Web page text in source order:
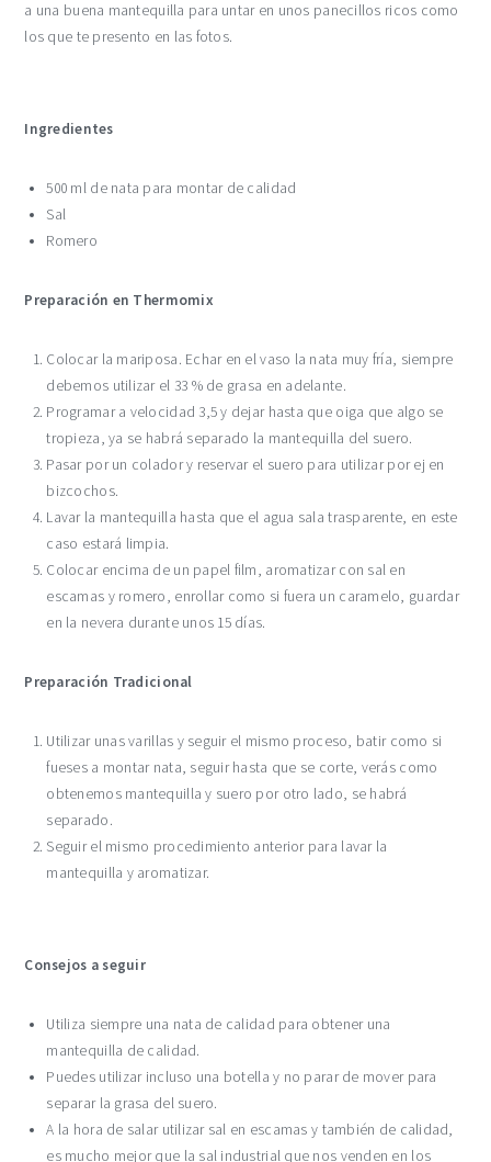
a una buena mantequilla para untar en unos panecillos ricos como
los que te presento en las fotos.
Ingredientes
500 ml de nata para montar de calidad
Sal
Romero
Preparación en Thermomix
Colocar la mariposa. Echar en el vaso la nata muy fría, siempre
debemos utilizar el 33 % de grasa en adelante.
Programar a velocidad 3,5 y dejar hasta que oiga que algo se
tropieza, ya se habrá separado la mantequilla del suero.
Pasar por un colador y reservar el suero para utilizar por ej en
bizcochos.
Lavar la mantequilla hasta que el agua sala trasparente, en este
caso estará limpia.
Colocar encima de un papel film, aromatizar con sal en
escamas y romero, enrollar como si fuera un caramelo, guardar
en la nevera durante unos 15 días.
Preparación Tradicional
Utilizar unas varillas y seguir el mismo proceso, batir como si
fueses a montar nata, seguir hasta que se corte, verás como
obtenemos mantequilla y suero por otro lado, se habrá
separado.
Seguir el mismo procedimiento anterior para lavar la
mantequilla y aromatizar.
Consejos a seguir
Utiliza siempre una nata de calidad para obtener una
mantequilla de calidad.
Puedes utilizar incluso una botella y no parar de mover para
separar la grasa del suero.
A la hora de salar utilizar sal en escamas y también de calidad,
es mucho mejor que la sal industrial que nos venden en los